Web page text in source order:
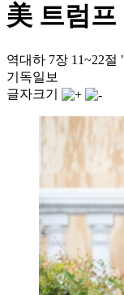
美 트럼
역대하 7장 11~22
기독일보
글자크기